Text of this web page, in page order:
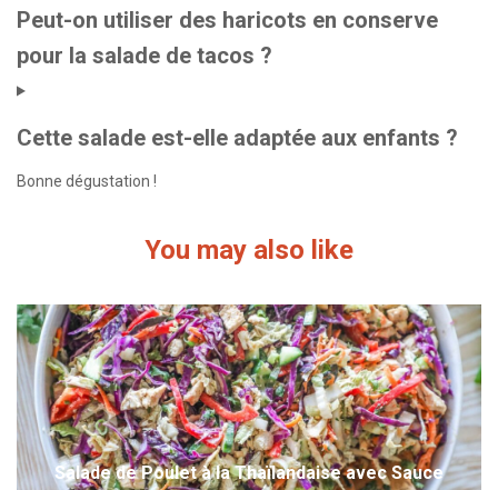
Peut-on utiliser des haricots en conserve
pour la salade de tacos ?
Cette salade est-elle adaptée aux enfants ?
Bonne dégustation !
You may also like
Salade de Poulet à la Thaïlandaise avec Sauce